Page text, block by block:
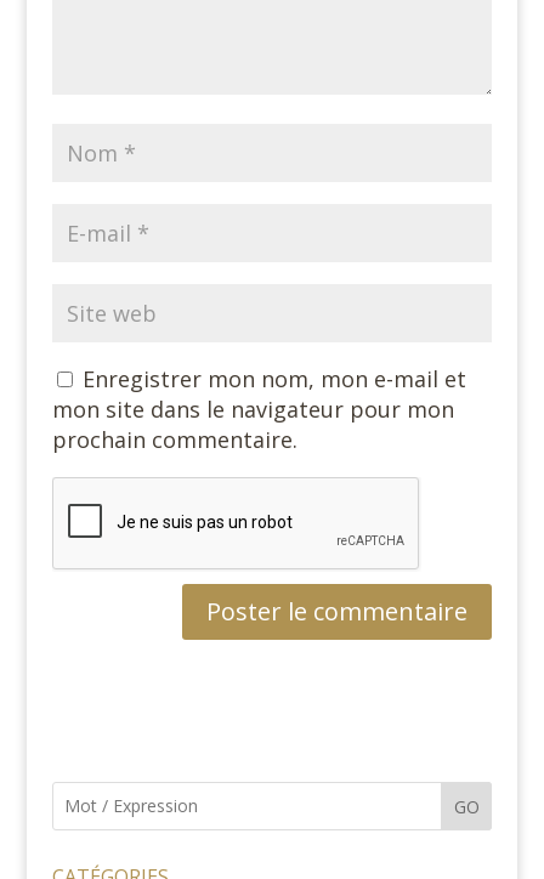
Enregistrer mon nom, mon e-mail et
mon site dans le navigateur pour mon
prochain commentaire.
GO